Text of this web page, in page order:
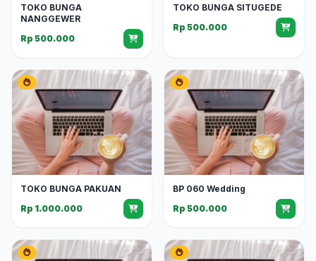
TOKO BUNGA
NANGGEWER
Rp 500.000
TOKO BUNGA SITUGEDE
Rp 500.000
TOKO BUNGA PAKUAN
Rp 1.000.000
BP 060 Wedding
Rp 500.000